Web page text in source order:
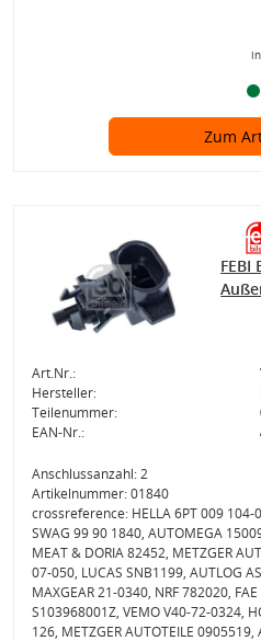
Zum
FEBI
Art.Nr.:
Hersteller:
Teilenummer:
EAN-Nr.:
Anschlussanzahl: 2
Artikelnummer: 01840
crossreference: HELLA 6PT 009 104-
SWAG 99 90 1840, AUTOMEGA
MEAT & DORIA 82452, METZGER
07-050, LUCAS SNB1199, AUTLOG
MAXGEAR 21-0340, NRF 782020,
S103968001Z, VEMO V40-72-0324,
126, METZGER AUTOTEILE